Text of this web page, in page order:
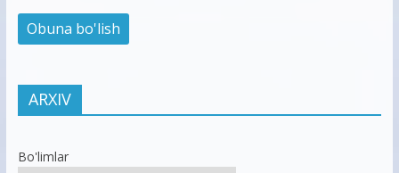
ARXIV
Bo'limlar